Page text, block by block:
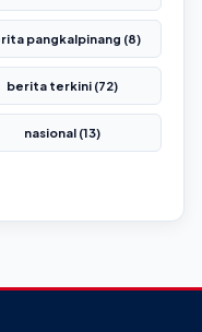
pangkalpinang (8)
berita terkini (72)
nasional (13)